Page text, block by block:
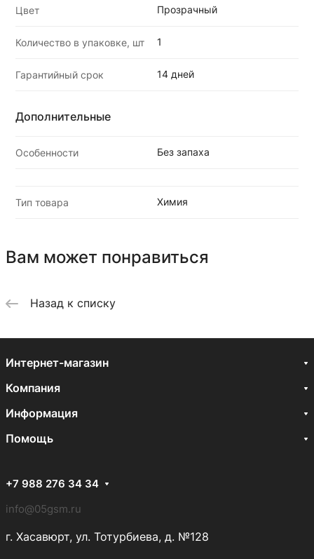
Цвет Прозрачный
Количество в упаковке, шт 1
Гарантийный срок 14 дней
Дополнительные
Особенности Без запаха
Тип товара Химия
Вам может понравиться
Назад к списку
Интернет-магазин
Компания
Информация
Помощь
+7 988 276 34 34
info@05gsm.ru
г. Хасавюрт, ул. Тотурбиева, д. №128